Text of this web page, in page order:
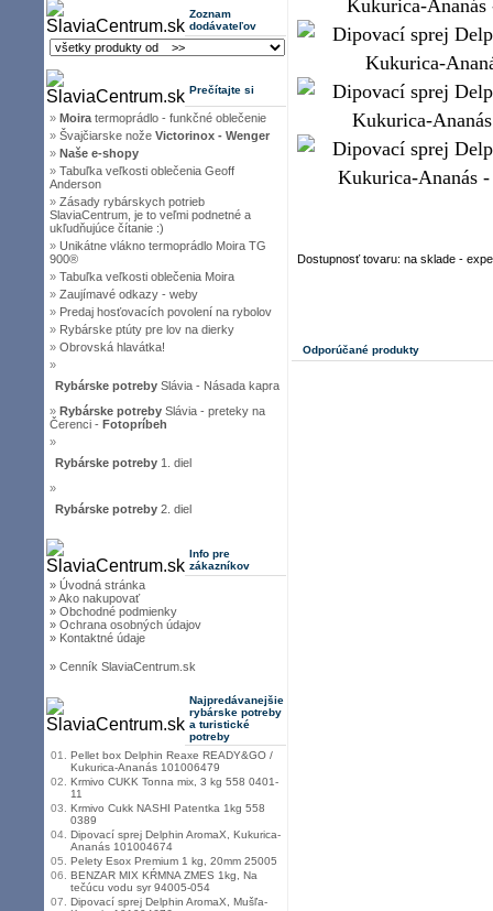
Zoznam
dodávateľov
Prečítajte si
» Moira termoprádlo - funkčné oblečenie
» Švajčiarske nože Victorinox - Wenger
» Naše e-shopy
» Tabuľka veľkosti oblečenia Geoff
Anderson
» Zásady rybárskych potrieb
SlaviaCentrum, je to veľmi podnetné a
ukľudňujúce čítanie :)
» Unikátne vlákno termoprádlo Moira TG
900®
» Tabuľka veľkosti oblečenia Moira
» Zaujímavé odkazy - weby
» Predaj hosťovacích povolení na rybolov
» Rybárske ptúty pre lov na dierky
» Obrovská hlavátka!
»
Rybárske potreby Slávia - Násada kapra
» Rybárske potreby Slávia - preteky na
Čerenci - Fotopríbeh
»
Rybárske potreby 1. diel
»
Rybárske potreby 2. diel
Info pre
zákazníkov
» Úvodná stránka
» Ako nakupovať
» Obchodné podmienky
» Ochrana osobných údajov
» Kontaktné údaje
» Cenník SlaviaCentrum.sk
Najpredávanejšie
rybárske potreby
a turistické
potreby
01.
Pellet box Delphin Reaxe READY&GO /
Kukurica-Ananás 101006479
02.
Krmivo CUKK Tonna mix, 3 kg 558 0401-
11
03.
Krmivo Cukk NASHI Patentka 1kg 558
0389
04. Dipovací sprej Delphin AromaX, Kukurica-
Ananás 101004674
05.
Pelety Esox Premium 1 kg, 20mm 25005
06.
BENZAR MIX KŔMNA ZMES 1kg, Na
tečúcu vodu syr 94005-054
07.
Dipovací sprej Delphin AromaX, Mušľa-
Dostupnosť tovaru: na sklade -
Odporúčané produkty